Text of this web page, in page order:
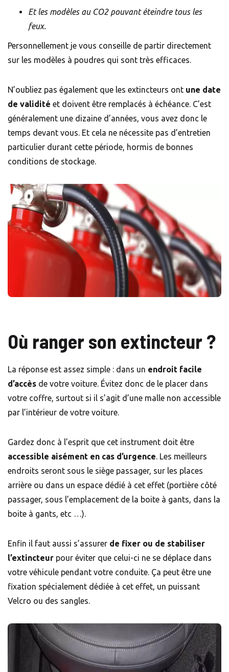
Et les modèles au CO2 pouvant éteindre tous les
feux.
Personnellement je vous conseille de partir directement
sur les modèles à poudres qui sont très efficaces.
N’oubliez pas également que les extincteurs ont une date
de validité et doivent être remplacés à échéance. C’est
généralement une dizaine d’années, vous avez donc le
temps devant vous. Et cela ne nécessite pas d’entretien
particulier durant cette période, hormis de bonnes
conditions de stockage.
Où ranger son extincteur ?
La réponse est assez simple : dans un endroit facile
d’accès de votre voiture. Évitez donc de le placer dans
votre coffre, surtout si il s’agit d’une malle non accessible
par l’intérieur de votre voiture.
Gardez donc à l’esprit que cet instrument doit être
accessible aisément en cas d’urgence. Les meilleurs
endroits seront sous le siège passager, sur les places
arrière ou dans un espace dédié à cet effet (portière côté
passager, sous l’emplacement de la boite à gants, dans la
boite à gants, etc …).
Enfin il faut aussi s’assurer de fixer ou de stabiliser
l’extincteur pour éviter que celui-ci ne se déplace dans
votre véhicule pendant votre conduite. Ça peut être une
fixation spécialement dédiée à cet effet, un puissant
Velcro ou des sangles.